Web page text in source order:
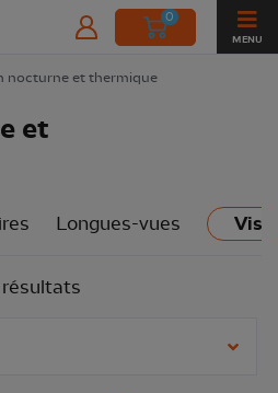
0
MENU
nocturne et thermique
Longues-vues